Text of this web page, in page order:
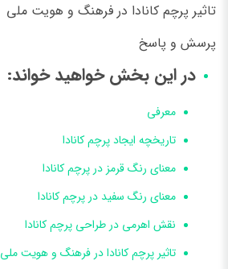
تاثیر پرچم کانادا در فرهنگ و هویت ملی
پرسش و پاسخ
در این بخش خواهید خواند:
معرفی
تاریخچه ایجاد پرچم کانادا
معنای رنگ قرمز در پرچم کانادا
معنای رنگ سفید در پرچم کانادا
نقش اهرمی در طراحی پرچم کانادا
تاثیر پرچم کانادا در فرهنگ و هویت ملی